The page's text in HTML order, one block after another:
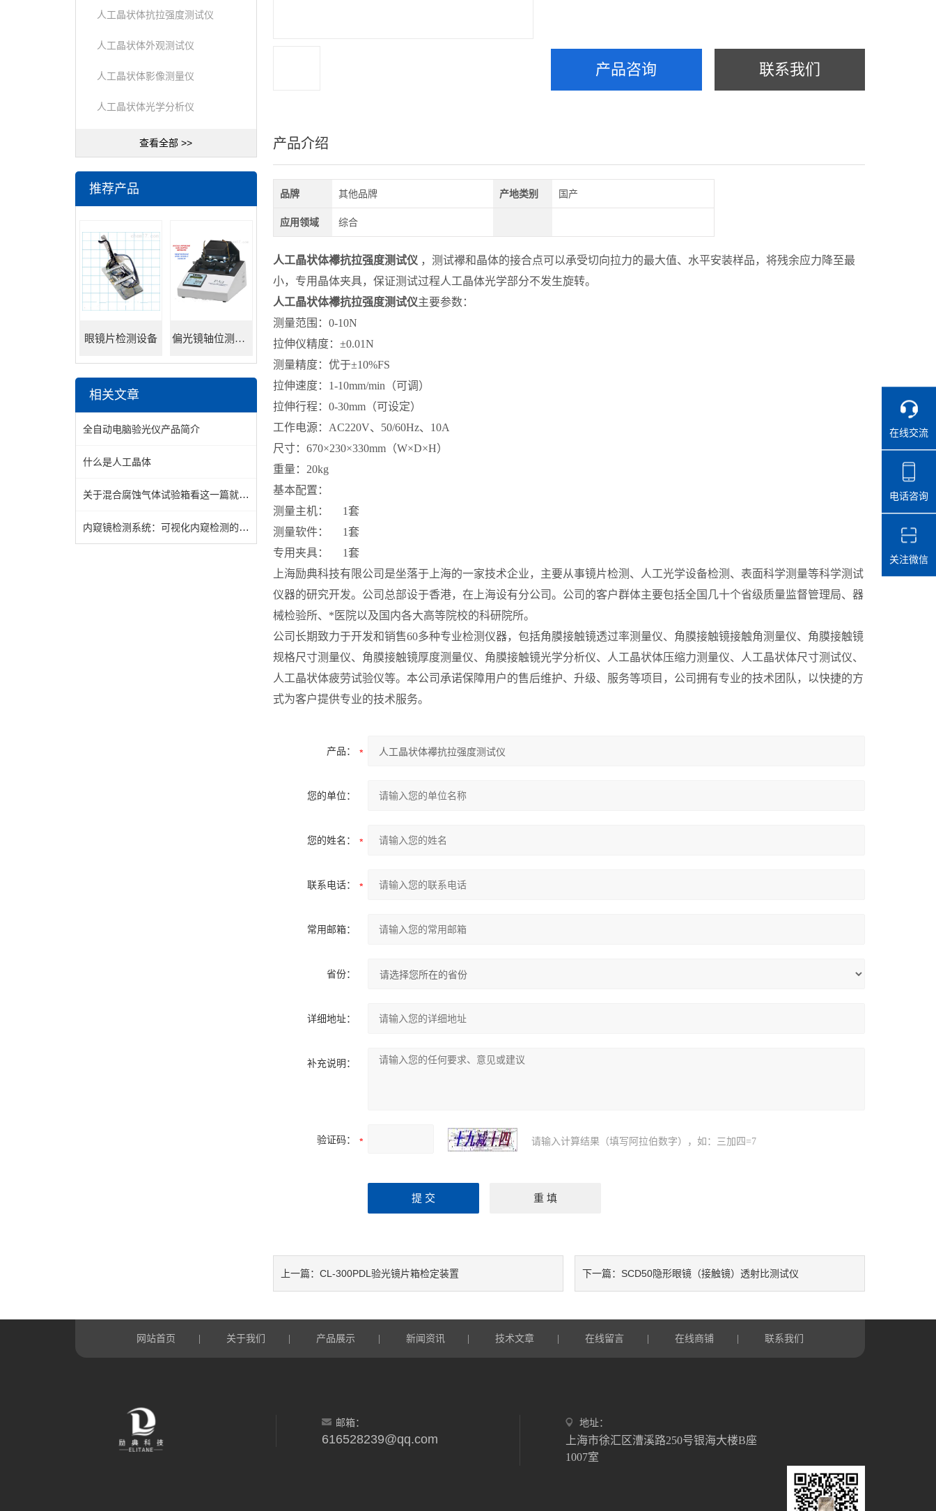
人工晶状体抗拉强度测试仪
人工晶状体外观测试仪
人工晶状体影像测量仪
人工晶状体光学分析仪
查看全部 >>
推荐产品
眼镜片检测设备 偏光镜轴位测试仪
相关文章
全自动电脑验光仪产品简介
什么是人工晶体
关于混合腐蚀气体试验箱看这一篇就够了
内窥镜检测系统：可视化内窥检测的实用设备体系
产品咨询 联系我们
产品介绍
品牌 其他品牌 产地类别 国产
应用领域 综合
人工晶状体襻抗拉强度测试仪 ，测试襻和晶体的接合点可以承受切向拉力的最大值、水平安装样品，将残余应力降至最
小，专用晶体夹具，保证测试过程人工晶体光学部分不发生旋转。
人工晶状体襻抗拉强度测试仪主要参数：
测量范围：0-10N
拉伸仪精度：±0.01N
测量精度：优于±10%FS
拉伸速度：1-10mm/min（可调）
拉伸行程：0-30mm（可设定）
工作电源：AC220V、50/60Hz、10A
尺寸：670×230×330mm（W×D×H）
重量：20kg
基本配置：
测量主机： 1套
测量软件： 1套
专用夹具： 1套
上海励典科技有限公司是坐落于上海的一家技术企业，主要从事镜片检测、人工光学设备检测、表面科学测量等科学测试
仪器的研究开发。公司总部设于香港，在上海设有分公司。公司的客户群体主要包括全国几十个省级质量监督管理局、器
械检验所、*医院以及国内各大高等院校的科研院所。
公司长期致力于开发和销售60多种专业检测仪器，包括角膜接触镜透过率测量仪、角膜接触镜接触角测量仪、角膜接触镜
规格尺寸测量仪、角膜接触镜厚度测量仪、角膜接触镜光学分析仪、人工晶状体压缩力测量仪、人工晶状体尺寸测试仪、
人工晶状体疲劳试验仪等。本公司承诺保障用户的售后维护、升级、服务等项目，公司拥有专业的技术团队，以快捷的方
式为客户提供专业的技术服务。
产品：
您的单位：
您的姓名：
联系电话：
常用邮箱：
省份：
详细地址：
补充说明：
验证码： 请输入计算结果（填写阿拉伯数字），如：三加四=7
上一篇： CL-300PDL验光镜片箱检定装置 下一篇： SCD50隐形眼镜（接触镜）透射比测试仪
网站首页 关于我们 产品展示 新闻资讯 技术文章 在线留言 在线商铺 联系我们
邮箱：
616528239@qq.com
地址：
上海市徐汇区漕溪路250号银海大楼B座
1007室
在线交流
电话咨询
关注微信